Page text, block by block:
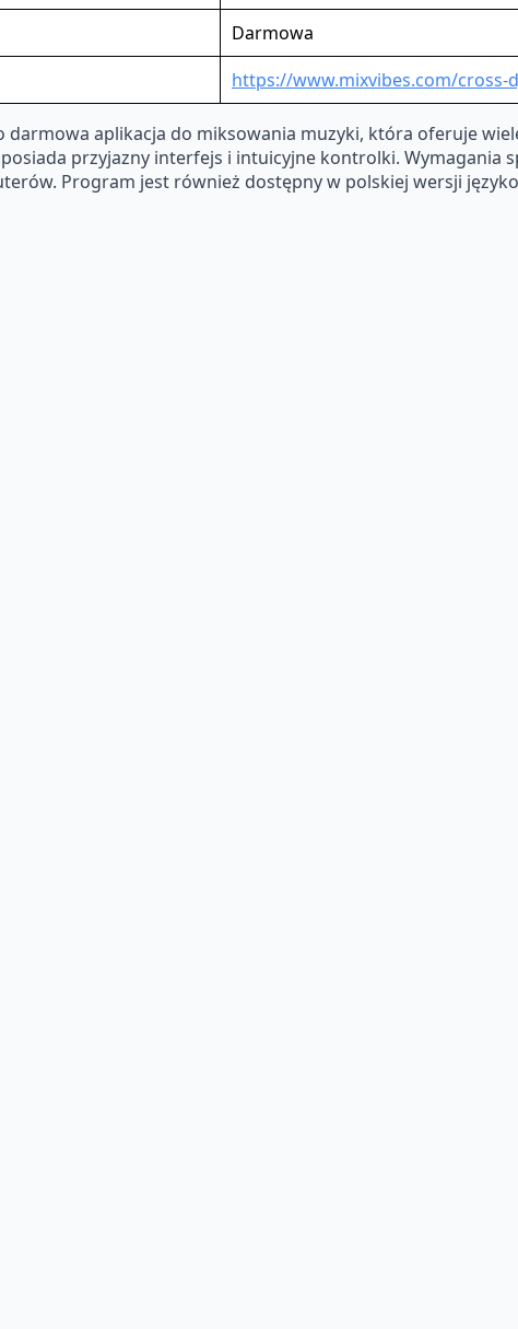
Darmowa
https://www.mixvibes.com/cross-
darmowa aplikacja do miksowania muzyki, która oferuje
posiada przyjazny interfejs i intuicyjne kontrolki. Wymagania
Program jest również dostępny w polskiej wersji